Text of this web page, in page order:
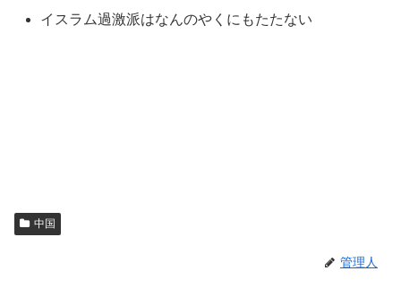
イスラム過激派はなんのやくにもたたない
中国
管理人